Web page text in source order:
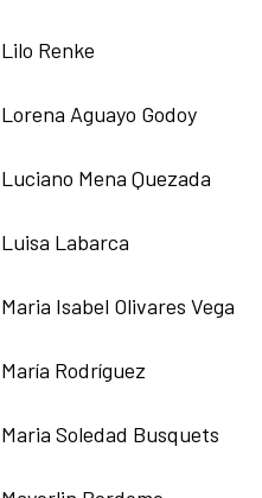
Lilo Renke
Lorena Aguayo Godoy
Luciano Mena Quezada
Luisa Labarca
Maria Isabel Olivares Vega
María Rodríguez
Maria Soledad Busquets